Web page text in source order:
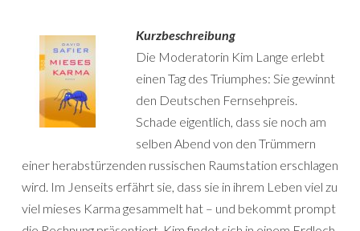
Kurzbeschreibung
Die Moderatorin Kim Lange erlebt
einen Tag des Triumphes: Sie gewinnt
den Deutschen Fernsehpreis.
Schade eigentlich, dass sie noch am
selben Abend von den Trümmern
einer herabstürzenden russischen Raumstation erschlagen
wird. Im Jenseits erfährt sie, dass sie in ihrem Leben viel zu
viel mieses Karma gesammelt hat – und bekommt prompt